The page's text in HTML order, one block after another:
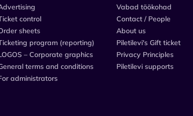
control
sheets
program (reporting)
– Corporate graphics
terms and conditions
administrators
Vabad töökohad
Contact / People
About us
Piletilevi's Gift ticket
Privacy Principles
Piletilevi supports